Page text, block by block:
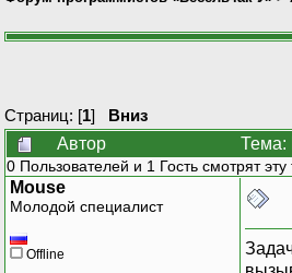
Страниц: [1] Вниз
Автор
Тема:
0 Пользователей и 1 Гость смотрят эту
Mouse
Молодой специалист
Offline